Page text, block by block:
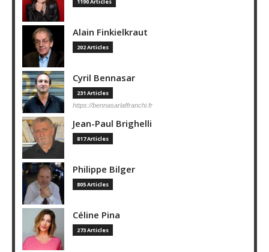
Alain Finkielkraut
202 Articles
Cyril Bennasar
231 Articles
https://bennasarlaffranchi.fr
Jean-Paul Brighelli
817 Articles
Philippe Bilger
805 Articles
Céline Pina
273 Articles